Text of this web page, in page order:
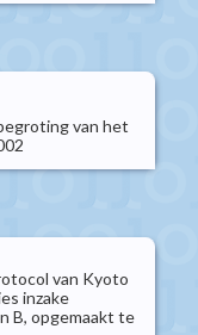
van het
van Kyoto
inzake
B, opgemaakt te